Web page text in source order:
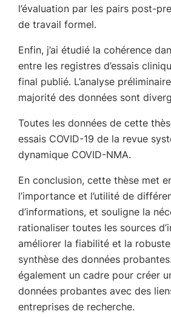
l’évaluation par les pairs post-
de travail formel.
Enfin, j’ai étudié la cohérence
entre les registres d’essais
final publié. L’analyse
majorité des données sont
Toutes les données de cette
essais COVID-19 de la revue
dynamique COVID-NMA.
En conclusion, cette thèse met
l’importance et l’utilité de
d’informations, et souligne la
rationaliser toutes les sources
améliorer la fiabilité et la
synthèse des données
également un cadre pour créer
données probantes avec des
entreprises de recherche.